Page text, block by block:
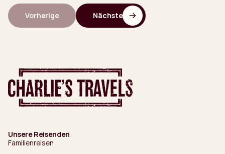
Vorherige Nächste
Unsere Reisenden
Familienreisen